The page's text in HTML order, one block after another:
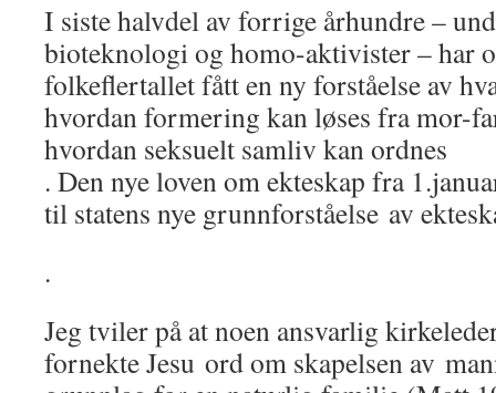
I siste halvdel av forrige århundre –
bioteknologi og homo-aktivister – har
folkeflertallet fått en ny forståelse av
hvordan formering kan løses fra mor-
hvordan seksuelt samliv kan ordnes
. Den nye loven om ekteskap fra
til statens nye grunnforståelse av
.
Jeg tviler på at noen ansvarlig
fornekte Jesu ord om skapelsen av